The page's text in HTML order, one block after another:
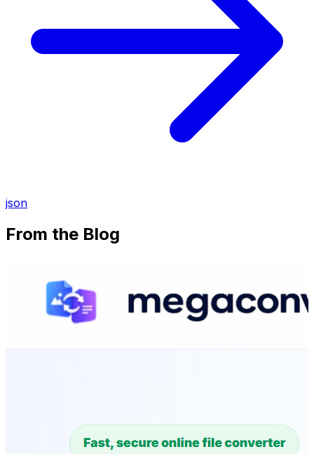
json
From the Blog